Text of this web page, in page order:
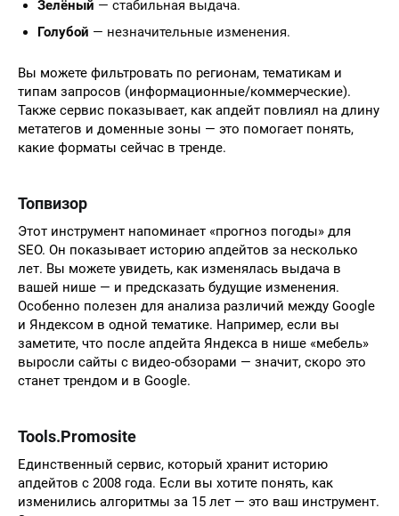
Зелёный — стабильная выдача.
Голубой — незначительные изменения.
Вы можете фильтровать по регионам, тематикам и
типам запросов (информационные/коммерческие).
Также сервис показывает, как апдейт повлиял на длину
метатегов и доменные зоны — это помогает понять,
какие форматы сейчас в тренде.
Топвизор
Этот инструмент напоминает «прогноз погоды» для
SEO. Он показывает историю апдейтов за несколько
лет. Вы можете увидеть, как изменялась выдача в
вашей нише — и предсказать будущие изменения.
Особенно полезен для анализа различий между Google
и Яндексом в одной тематике. Например, если вы
заметите, что после апдейта Яндекса в нише «мебель»
выросли сайты с видео-обзорами — значит, скоро это
станет трендом и в Google.
Tools.Promosite
Единственный сервис, который хранит историю
апдейтов с 2008 года. Если вы хотите понять, как
изменились алгоритмы за 15 лет — это ваш инструмент.